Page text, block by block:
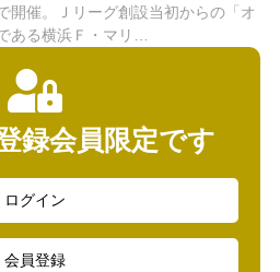
開催。Ｊリーグ創設当初からの「オ
ある横浜Ｆ・マリ…
録会員限定です
ログイン
会員登録